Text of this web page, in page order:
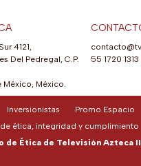
4121,
Del Pedregal, C.P.
México, México.
55 1720 1313
Inversionistas
Promo Espacio
ética, integridad y cumplimiento
de Ética de Televisión Azteca